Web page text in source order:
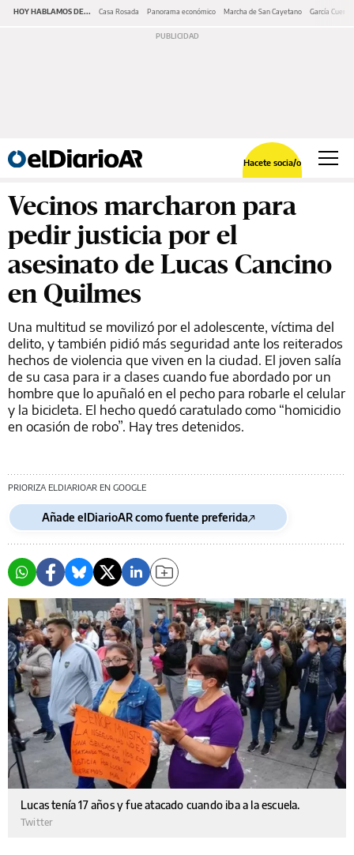
HOY HABLAMOS DE... Casa Rosada Panorama económico Marcha de San Cayetano García Cuerva
Hacete socia/o
Vecinos marcharon para
pedir justicia por el
asesinato de Lucas Cancino
en Quilmes
Una multitud se movilizó por el adolescente, víctima del
delito, y también pidió más seguridad ante los reiterados
hechos de violencia que viven en la ciudad. El joven salía
de su casa para ir a clases cuando fue abordado por un
hombre que lo apuñaló en el pecho para robarle el celular
y la bicicleta. El hecho quedó caratulado como “homicidio
en ocasión de robo”. Hay tres detenidos.
PRIORIZA ELDIARIOAR EN GOOGLE
Añade elDiarioAR como fuente preferida
Lucas tenía 17 años y fue atacado cuando iba a la escuela.
Twitter